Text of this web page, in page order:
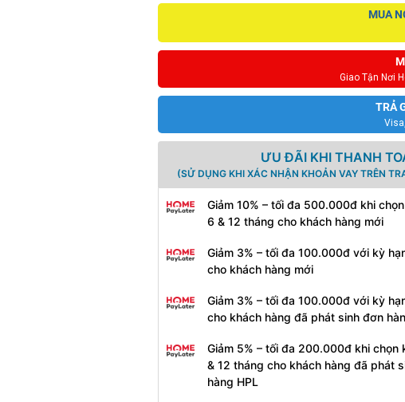
Giao Tận Nơi
TRẢ
MUA
ƯU ĐÃI KHI THANH
(SỬ DỤNG KHI XÁC NHẬN KHOẢN VAY TRÊN
Giảm 10% – tối đa 500.000đ khi
6 & 12 tháng cho khách hàng mới
Giảm 3% – tối đa 100.000đ với kỳ
cho khách hàng mới
Giảm 3% – tối đa 100.000đ với kỳ
cho khách hàng đã phát sinh đơn
Giảm 5% – tối đa 200.000đ khi chọn
& 12 tháng cho khách hàng đã phát
hàng HPL